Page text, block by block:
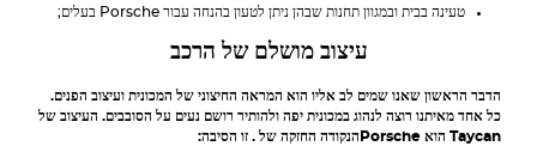
טעינה בבית ובמגוון תחנות שבהן ניתן לטעון בהנחה עבור Porsche בעלים;
עיצוב מושלם של הרכב
הדבר הראשון שאנו שמים לב אליו הוא המראה החיצוני של המכונית ועיצוב הפנים.
כל אחד מאיתנו רוצה לנהוג במכונית יפה ולהותיר רושם נעים על הסובבים. העיצוב של
Taycan הוא
Porsche הנקודה החזקה של . זו הסיבה: